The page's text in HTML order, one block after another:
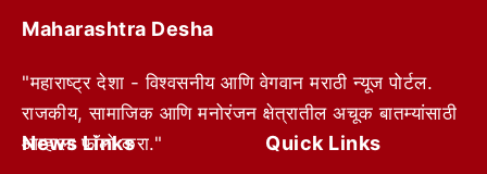
Maharashtra Desha
"महाराष्ट्र देशा - विश्वसनीय आणि वेगवान मराठी न्यूज पोर्टल.
राजकीय, सामाजिक आणि मनोरंजन क्षेत्रातील अचूक बातम्यांसाठी
आम्हाला फॉलो करा."
News Links Quick Links